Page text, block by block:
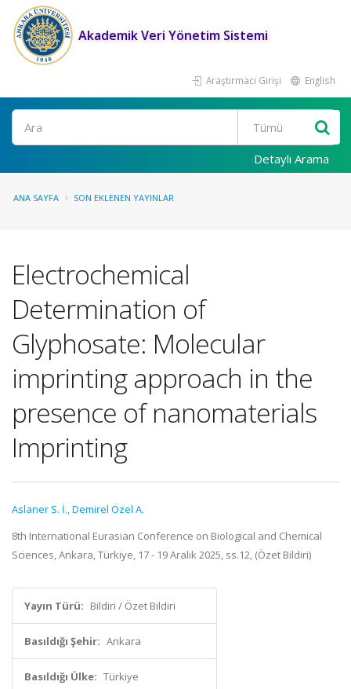
Akademik Veri Yönetim Sistemi
Araştırmacı Girişi English
Ara
Detaylı Arama
ANA SAYFA SON EKLENEN YAYINLAR
Electrochemical
Determination of
Glyphosate: Molecular
imprinting approach in the
presence of nanomaterials
Imprinting
Aslaner S. İ.,Demirel Özel A.
8th International Eurasian Conference on Biological and Chemical
Sciences, Ankara, Türkiye, 17 - 19 Aralık 2025, ss.12, (Özet Bildiri)
Yayın Türü: Bildiri / Özet Bildiri
Basıldığı Şehir: Ankara
Basıldığı Ülke: Türkiye